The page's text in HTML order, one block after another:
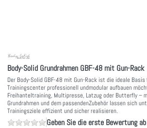
Body-Solid Grundrahmen GBF-48 mit Gun-Rack
Der Body-Solid GBF-48 mit Gun-Rack ist die ideale
Trainingscenter professionell undmodular aufbauen
Freihanteltraining, Multipresse, Latzug oder Butterfly –
Grundrahmen und dem passendenZubehör lassen sich
Trainingsziele effizient und sicher realisieren.
Geben Sie die erste Bewertung ab